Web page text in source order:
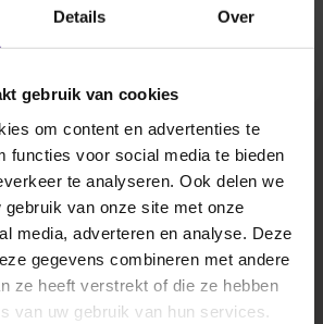
Details Over
gebruik van cookies
om content en advertenties te
functies voor social media te bieden
te analyseren. Ook delen we
gebruik van onze site met onze
media, adverteren en analyse. Deze
gegevens combineren met andere
ze heeft verstrekt of die ze hebben
van uw gebruik van hun services.
Verspreide vorm